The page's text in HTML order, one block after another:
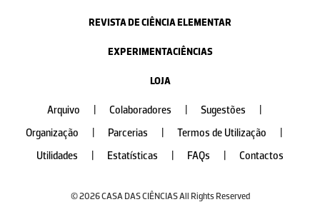
REVISTA DE CIÊNCIA ELEMENTAR
EXPERIMENTACIÊNCIAS
LOJA
Arquivo Colaboradores Sugestões
Organização
Parcerias Termos de Utilização
Utilidades
Estatísticas FAQs Contactos
© 2026 CASA DAS CIÊNCIAS All Rights Reserved